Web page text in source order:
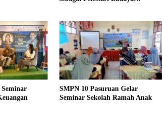
SMPN 10 Pasuruan Gelar
Seminar Sekolah Ramah Anak